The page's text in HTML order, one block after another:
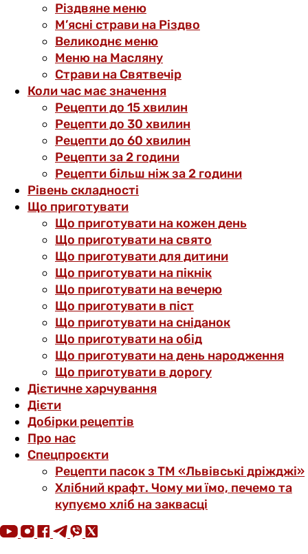
Різдвяне меню
М’ясні страви на Різдво
Великоднє меню
Меню на Масляну
Страви на Святвечір
Коли час має значення
Рецепти до 15 хвилин
Рецепти до 30 хвилин
Рецепти до 60 хвилин
Рецепти за 2 години
Рецепти більш ніж за 2 години
Рівень складності
Що приготувати
Що приготувати на кожен день
Що приготувати на свято
Що приготувати для дитини
Що приготувати на пікнік
Що приготувати на вечерю
Що приготувати в піст
Що приготувати на сніданок
Що приготувати на обід
Що приготувати на день народження
Що приготувати в дорогу
Дієтичне харчування
Дієти
Добірки рецептів
Про нас
Спецпроєкти
Рецепти пасок з ТМ «Львівські дріжджі»
Хлібний крафт. Чому ми їмо, печемо та
купуємо хліб на заквасці